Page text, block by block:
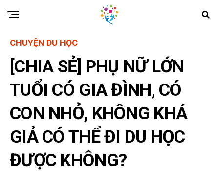
CHUYỆN DU HỌC
[CHIA SẺ] PHỤ NỮ LỚN
TUỔI CÓ GIA ĐÌNH, CÓ
CON NHỎ, KHÔNG KHÁ
GIẢ CÓ THỂ ĐI DU HỌC
ĐƯỢC KHÔNG?